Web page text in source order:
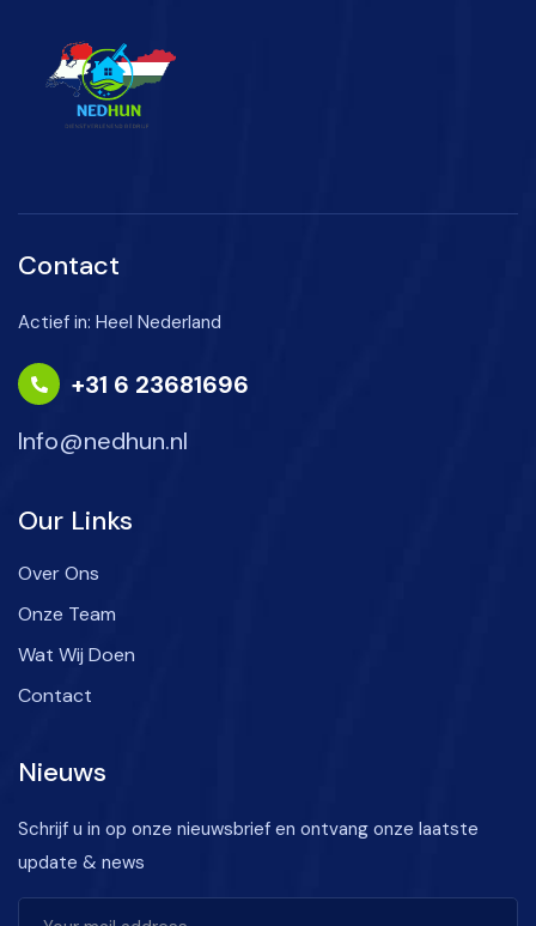
Contact
Actief in: Heel Nederland
+31 6 23681696
Info@nedhun.nl
Our Links
Over Ons
Onze Team
Wat Wij Doen
Contact
Nieuws
Schrijf u in op onze nieuwsbrief en ontvang onze laatste
update & news